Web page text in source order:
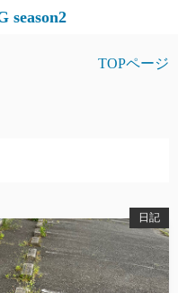
season2
TOPページ
日記